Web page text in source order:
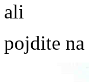
ali
pojdite na